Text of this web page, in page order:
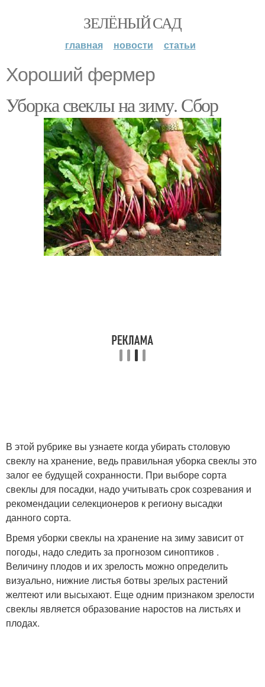
ЗЕЛЁНЫЙ САД
главная новости статьи
Хороший фермер
Уборка свеклы на зиму. Сбор
В этой рубрике вы узнаете когда убирать столовую
свеклу на хранение, ведь правильная уборка свеклы это
залог ее будущей сохранности. При выборе сорта
свеклы для посадки, надо учитывать срок созревания и
рекомендации селекционеров к региону высадки
данного сорта.
Время уборки свеклы на хранение на зиму зависит от
погоды, надо следить за прогнозом синоптиков .
Величину плодов и их зрелость можно определить
визуально, нижние листья ботвы зрелых растений
желтеют или высыхают. Еще одним признаком зрелости
свеклы является образование наростов на листьях и
плодах.